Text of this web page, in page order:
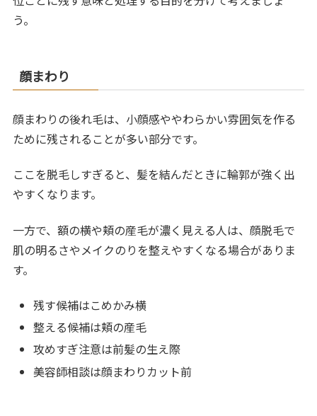
う。
顔まわり
顔まわりの後れ毛は、小顔感ややわらかい雰囲気を作る
ために残されることが多い部分です。
ここを脱毛しすぎると、髪を結んだときに輪郭が強く出
やすくなります。
一方で、額の横や頬の産毛が濃く見える人は、顔脱毛で
肌の明るさやメイクのりを整えやすくなる場合がありま
す。
残す候補はこめかみ横
整える候補は頬の産毛
攻めすぎ注意は前髪の生え際
美容師相談は顔まわりカット前